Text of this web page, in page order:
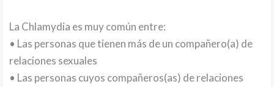
La Chlamydia es muy común entre:
• Las personas que tienen más de un compañero(a) de
relaciones sexuales
• Las personas cuyos compañeros(as) de relaciones